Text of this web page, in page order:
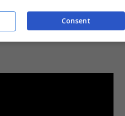
Consent